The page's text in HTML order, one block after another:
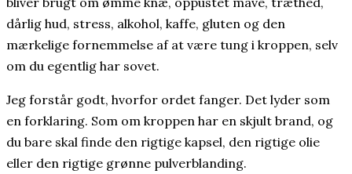
dårlig hud, stress, alkohol, kaffe, gluten og den
mærkelige fornemmelse af at være tung i kroppen, selv
om du egentlig har sovet.
Jeg forstår godt, hvorfor ordet fanger. Det lyder som
en forklaring. Som om kroppen har en skjult brand, og
du bare skal finde den rigtige kapsel, den rigtige olie
eller den rigtige grønne pulverblanding.